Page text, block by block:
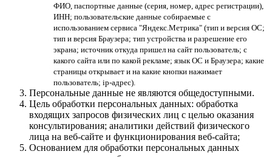
ФИО, паспортные данные (серия, номер, адрес регистрации),
ИНН; пользовательские данные собираемые с
использованием сервиса "Яндекс.Метрика" (тип и версия ОС;
тип и версия Браузера; тип устройства и разрешение его
экрана; источник откуда пришел на сайт пользователь; с
какого сайта или по какой рекламе; язык ОС и Браузера; какие
страницы открывает и на какие кнопки нажимает
пользователь; ip-адрес).
Персональные данные не являются общедоступными.
Цель обработки персональных данных: обработка
входящих запросов физических лиц с целью оказания
консультирования; аналитики действий физического
лица на веб-сайте и функционирования веб-сайта;
Основанием для обработки персональных данных